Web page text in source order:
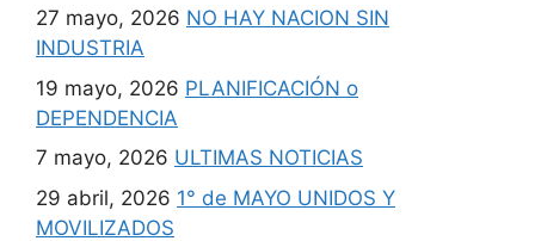
27 mayo, 2026 NO HAY NACION SIN
INDUSTRIA
19 mayo, 2026 PLANIFICACIÓN o
DEPENDENCIA
7 mayo, 2026 ULTIMAS NOTICIAS
29 abril, 2026 1° de MAYO UNIDOS Y
MOVILIZADOS